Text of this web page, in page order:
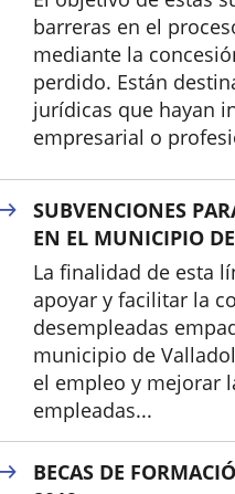
barreras en el
mediante la
perdido. Están
jurídicas que hayan
empresarial o
SUBVENCIONES
EN EL MUNICIPIO
La finalidad de esta
apoyar y facilitar la
desempleadas
municipio de
el empleo y mejorar
empleadas...
BECAS DE